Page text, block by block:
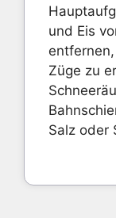
und Eis
Züge zu
Salz oder